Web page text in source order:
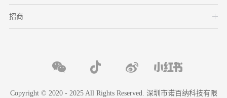
招商
Copyright © 2020 - 2025 All Rights Reserved. 深圳市诺百纳科技有限